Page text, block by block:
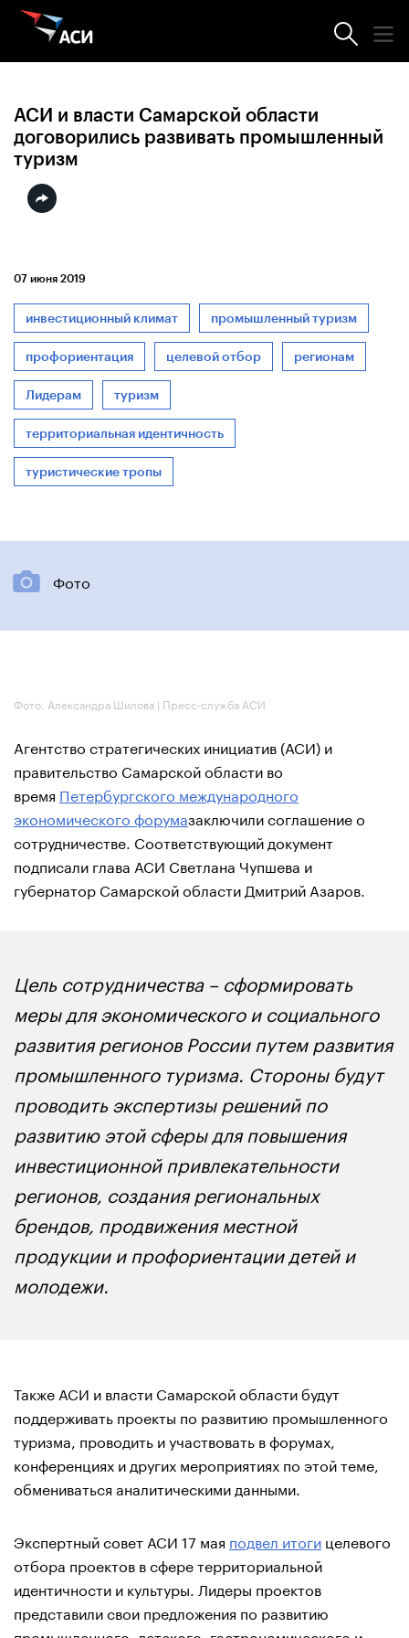
Новости АСИ
АСИ и власти Самарской области
договорились развивать промышленный
туризм
07 июня 2019
инвестиционный климат промышленный туризм
профориентация целевой отбор регионам
Лидерам туризм
территориальная идентичность
туристические тропы
Фото
Фото: Александра Шилова | Пресс-служба АСИ
Агентство стратегических инициатив (АСИ) и
правительство Самарской области во
время Петербургского международного
экономического форумазаключили соглашение о
сотрудничестве. Соответствующий документ
подписали глава АСИ Светлана Чупшева и
губернатор Самарской области Дмитрий Азаров.
Цель сотрудничества – сформировать
меры для экономического и социального
развития регионов России путем развития
промышленного туризма. Стороны будут
проводить экспертизы решений по
развитию этой сферы для повышения
инвестиционной привлекательности
регионов, создания региональных
брендов, продвижения местной
продукции и профориентации детей и
молодежи.
Также АСИ и власти Самарской области будут
поддерживать проекты по развитию промышленного
туризма, проводить и участвовать в форумах,
конференциях и других мероприятиях по этой теме,
обмениваться аналитическими данными.
Экспертный совет АСИ 17 мая подвел итоги целевого
отбора проектов в сфере территориальной
идентичности и культуры. Лидеры проектов
представили свои предложения по развитию